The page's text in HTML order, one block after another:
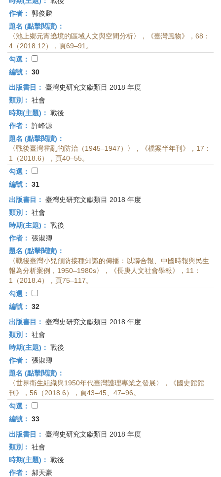
作者： 郭俊麟
題名 (點擊閱讀)：
〈池上鄉元宵遶境的區域人文與空間分析〉，《臺灣風物》，68：
4（2018.12），頁69–91。
勾選：
編號： 30
出版書目： 臺灣史研究文獻類目 2018 年度
類別： 社會
時期(主題)： 戰後
作者： 許峰源
題名 (點擊閱讀)：
〈戰後臺灣霍亂的防治（1945–1947）〉，《檔案半年刊》，17：
1（2018.6），頁40–55。
勾選：
編號： 31
出版書目： 臺灣史研究文獻類目 2018 年度
類別： 社會
時期(主題)： 戰後
作者： 張淑卿
題名 (點擊閱讀)：
〈戰後臺灣小兒預防接種知識的傳播：以聯合報、中國時報與民生
報為分析案例，1950–1980s〉，《長庚人文社會學報》，11：
1（2018.4），頁75–117。
勾選：
編號： 32
出版書目： 臺灣史研究文獻類目 2018 年度
類別： 社會
時期(主題)： 戰後
作者： 張淑卿
題名 (點擊閱讀)：
〈世界衛生組織與1950年代臺灣護理專業之發展〉，《國史館館
刊》，56（2018.6），頁43–45、47–96。
勾選：
編號： 33
出版書目： 臺灣史研究文獻類目 2018 年度
類別： 社會
時期(主題)： 戰後
作者： 郝天豪